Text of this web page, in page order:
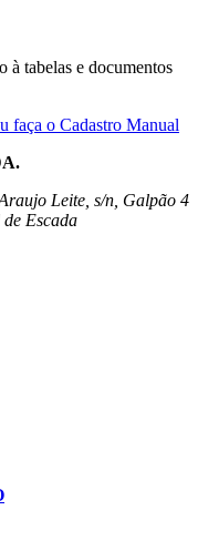
à tabelas e documentos
faça o Cadastro Manual
Leite, s/n, Galpão 4
Escada